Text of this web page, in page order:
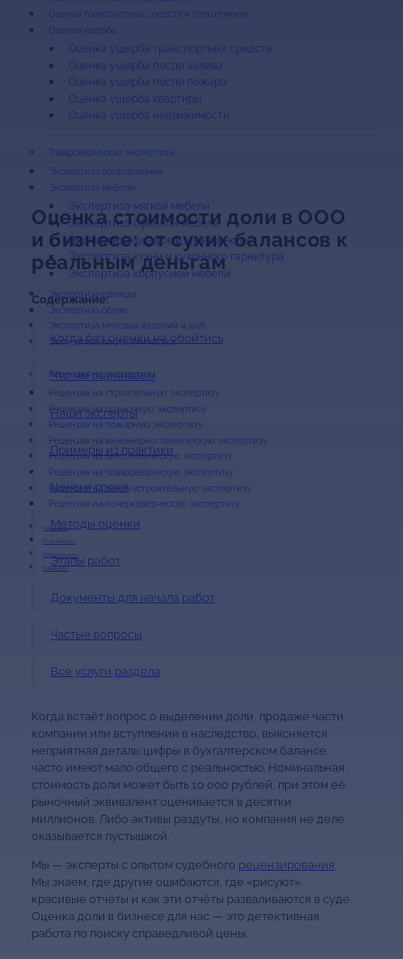
Оценка транспортных средств и спецтехники
Оценка ущерба
Оценка ущерба транспортных средств
Оценка ущерба после залива
Оценка ущерба после пожара
Оценка ущерба квартиры
Оценка ущерба недвижимости
Экспертиза оборудования
Экспертиза мебели
Экспертиза мягкой мебели
Экспертиза офисной мебели
Экспертиза шкафов и шкафов-купе
Экспертиза кухни и кухонного гарнитура
Экспертиза корпусной мебели
Экспертиза одежды
Экспертиза обуви
Экспертиза меховых изделий и шуб
Экспертиза после химчистки
Рецензия на строительную экспертизу
Рецензия на оценочную экспертизу
Рецензия на пожарную экспертизу
Рецензия на инженерно-техническую экспертизу
Рецензия на автотехническую экспертизу
Рецензия на товароведческую экспертизу
Рецензия на землеустроительную экспертизу
Рецензия на почерковедческую экспертизу
Контакты
О компании
Сертификаты
Вакансии
Оценка стоимости доли в ООО
и бизнесе: от сухих балансов к
реальным деньгам
Содержание:
Когда без оценки не обойтись
Что мы оцениваем
Наши эксперты
Примеры из практики
Цены и сроки
Методы оценки
Этапы работ
Документы для начала работ
Частые вопросы
Все услуги раздела
Когда встаёт вопрос о выделении доли, продаже части
компании или вступлении в наследство, выясняется
неприятная деталь: цифры в бухгалтерском балансе
часто имеют мало общего с реальностью. Номинальная
стоимость доли может быть 10 000 рублей, при этом её
рыночный эквивалент оценивается в десятки
миллионов. Либо активы раздуты, но компания не деле
оказывается пустышкой.
Мы — эксперты с опытом судебного рецензирования
Мы знаем, где другие ошибаются, где «рисуют»
красивые отчёты и как эти отчёты разваливаются в суде.
Оценка доли в бизнесе для нас — это детективная
работа по поиску справедливой цены.